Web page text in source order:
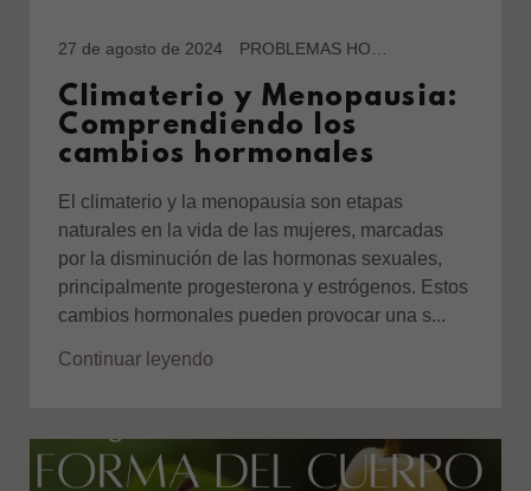
27 de agosto de 2024
Climaterio y Menopausia:
Comprendiendo los
cambios hormonales
El climaterio y la menopausia son etapas
naturales en la vida de las mujeres, marcadas
por la disminución de las hormonas sexuales,
principalmente progesterona y estrógenos. Estos
cambios hormonales pueden provocar una s...
Continuar leyendo